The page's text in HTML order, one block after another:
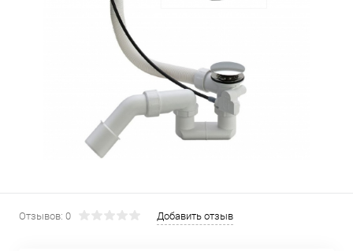
Отзывов: 0 Добавить отзыв